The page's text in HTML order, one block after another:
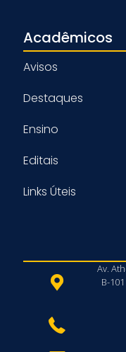
Acadêmicos
Avisos
Destaques
Ensino
Editais
Links Úteis
Av.
B-